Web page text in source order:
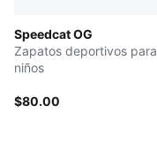
Speedcat OG
Zapatos deportivos para
niños
$80.00